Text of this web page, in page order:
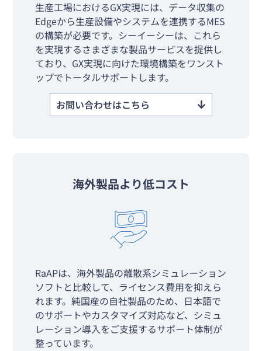
生産工場におけるGX実現には、データ収集の
Edgeから生産設備やシステムを連携するMES
の構築が必要です。シーイーシーは、これら
を実現するさまざまな製品サービスを提供し
ており、GX実現に向けた環境構築をワンスト
ップでトータルサポートします。
お問い合わせはこちら
海外製品より低コスト
RaAPは、海外製品の離散系シミュレーション
ソフトと比較して、ライセンス費用を抑えら
れます。純国産の自社製品のため、日本語で
のサポートやカスタマイズ対応など、シミュ
レーション導入をご支援するサポート体制が
整っています。